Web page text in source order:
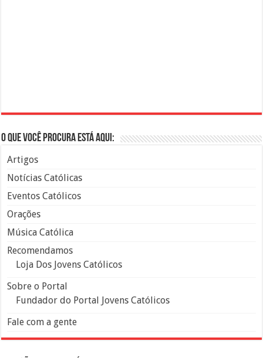
O que você procura está aqui:
Artigos
Notícias Católicas
Eventos Católicos
Orações
Música Católica
Recomendamos
Loja Dos Jovens Católicos
Sobre o Portal
Fundador do Portal Jovens Católicos
Fale com a gente